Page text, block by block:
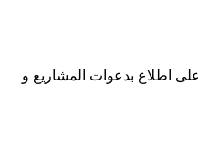
على اطلاع بدعوات المشاريع و